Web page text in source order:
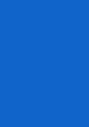
န
ေးဝန်ကြီးဌာန
ဝန်ကြီးဌာန